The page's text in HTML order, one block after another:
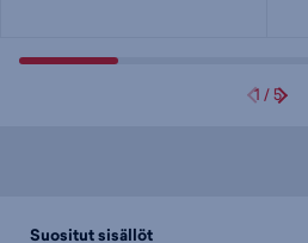
1 /5
Suositut sisällöt